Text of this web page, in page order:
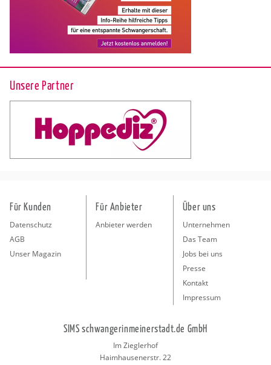
Unsere Partner
Für Kunden
Datenschutz
AGB
Unser Magazin
Für Anbieter
Anbieter werden
Über uns
Unternehmen
Das Team
Jobs bei uns
Presse
Kontakt
Impressum
SIMS schwangerinmeinerstadt.de GmbH
Im Zieglerhof
Haimhausenerstr. 22